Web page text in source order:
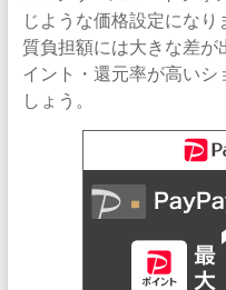
じような価格設定にな
質負担額には大きな差
イント・還元率が高いシ
しょう。